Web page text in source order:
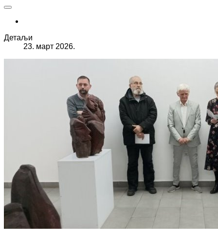
Детаљи
23. март 2026.